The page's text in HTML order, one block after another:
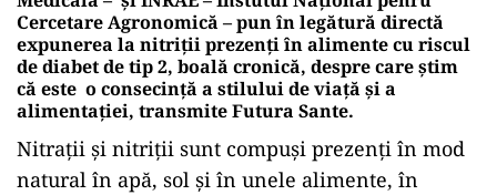
Cercetare Agronomică – pun în legătură directă
expunerea la nitriții prezenți în alimente cu riscul
de diabet de tip 2, boală cronică, despre care știm
că este o consecință a stilului de viață și a
alimentației, transmite Futura Sante.
Nitrații și nitriții sunt compuși prezenți în mod
natural în apă, sol și în unele alimente, în